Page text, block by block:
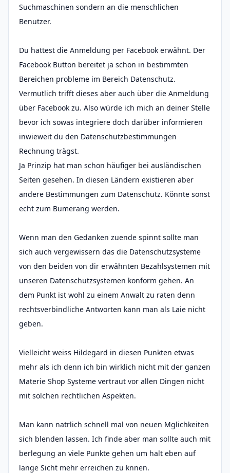
Suchmaschinen sondern an die menschlichen
Benutzer.
Du hattest die Anmeldung per Facebook erwähnt. Der
Facebook Button bereitet ja schon in bestimmten
Bereichen probleme im Bereich Datenschutz.
Vermutlich trifft dieses aber auch über die Anmeldung
über Facebook zu. Also würde ich mich an deiner Stelle
bevor ich sowas integriere doch darüber informieren
inwieweit du den Datenschutzbestimmungen
Rechnung trägst.
Ja Prinzip hat man schon häufiger bei ausländischen
Seiten gesehen. In diesen Ländern existieren aber
andere Bestimmungen zum Datenschutz. Könnte sonst
echt zum Bumerang werden.
Wenn man den Gedanken zuende spinnt sollte man
sich auch vergewissern das die Datenschutzsysteme
von den beiden von dir erwähnten Bezahlsystemen mit
unseren Datenschutzsystemen konform gehen. An
dem Punkt ist wohl zu einem Anwalt zu raten denn
rechtsverbindliche Antworten kann man als Laie nicht
geben.
Vielleicht weiss Hildegard in diesen Punkten etwas
mehr als ich denn ich bin wirklich nicht mit der ganzen
Materie Shop Systeme vertraut vor allen Dingen nicht
mit solchen rechtlichen Aspekten.
Man kann natrlich schnell mal von neuen Mglichkeiten
sich blenden lassen. Ich finde aber man sollte auch mit
berlegung an viele Punkte gehen um halt eben auf
lange Sicht mehr erreichen zu knnen.